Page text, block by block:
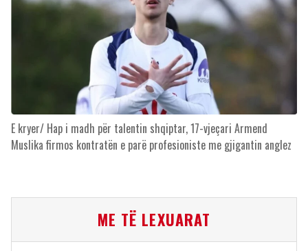
E kryer/ Hap i madh për talentin shqiptar, 17-vjeçari Armend
Muslika firmos kontratën e parë profesioniste me gjigantin anglez
ME TË LEXUARAT